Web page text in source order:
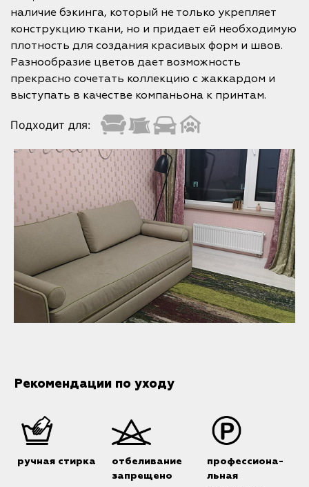
наличие бэкинга, который не только укрепляет
конструкцию ткани, но и придает ей необходимую
плотность для создания красивых форм и швов.
Разнообразие цветов дает возможность
прекрасно сочетать коллекцию с жаккардом и
выступать в качестве компаньона к принтам.
Подходит для:
Рекомендации по уходу
ручная стирка
отбеливание
запрещено
профессиона-
льная